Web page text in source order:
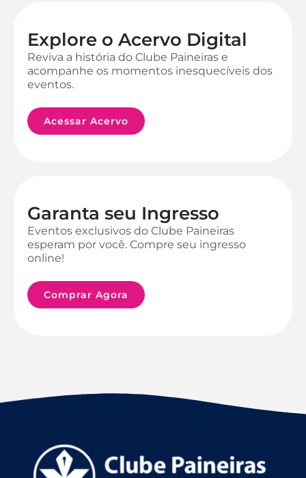
Explore o Acervo Digital
Reviva a história do Clube Paineiras e
acompanhe os momentos inesquecíveis dos
eventos.
Acessar Acervo
Garanta seu Ingresso
Eventos exclusivos do Clube Paineiras
esperam por você. Compre seu ingresso
online!
Comprar Agora